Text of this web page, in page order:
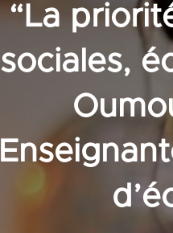
“La
sociales,